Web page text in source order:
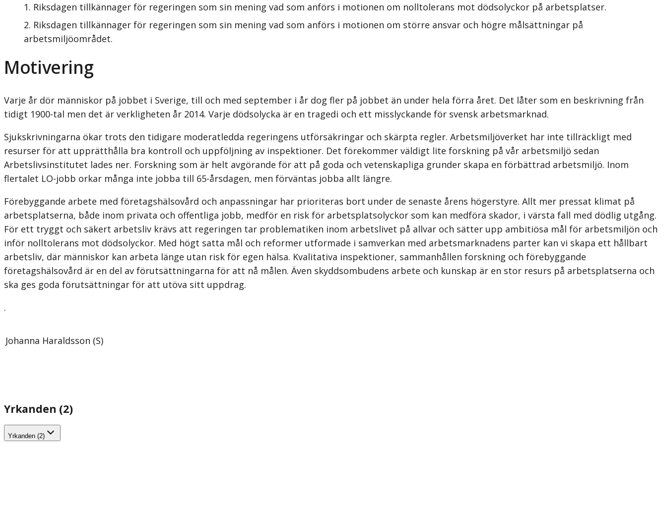
Riksdagen tillkännager för regeringen som sin mening vad som anförs i motionen om nolltolerans mot dödsolyckor på arbetsplatser.
Riksdagen tillkännager för regeringen som sin mening vad som anförs i motionen om större ansvar och högre målsättningar på
arbetsmiljöområdet.
Motivering
Varje år dör människor på jobbet i Sverige, till och med september i år dog fler på jobbet än under hela förra året. Det låter som en beskrivning från
tidigt 1900-tal men det är verkligheten år 2014. Varje dödsolycka är en tragedi och ett misslyckande för svensk arbetsmarknad.
Sjukskrivningarna ökar trots den tidigare moderatledda regeringens utförsäkringar och skärpta regler. Arbetsmiljöverket har inte tillräckligt med
resurser för att upprätthålla bra kontroll och uppföljning av inspektioner. Det förekommer väldigt lite forskning på vår arbetsmiljö sedan
Arbetslivsinstitutet lades ner. Forskning som är helt avgörande för att på goda och vetenskapliga grunder skapa en förbättrad arbetsmiljö. Inom
flertalet LO-jobb orkar många inte jobba till 65-årsdagen, men förväntas jobba allt längre.
Förebyggande arbete med företagshälsovård och anpassningar har prioriteras bort under de senaste årens högerstyre. Allt mer pressat klimat på
arbetsplatserna, både inom privata och offentliga jobb, medför en risk för arbetsplatsolyckor som kan medföra skador, i värsta fall med dödlig utgång.
För ett tryggt och säkert arbetsliv krävs att regeringen tar problematiken inom arbetslivet på allvar och sätter upp ambitiösa mål för arbetsmiljön och
inför nolltolerans mot dödsolyckor. Med högt satta mål och reformer utformade i samverkan med arbetsmarknadens parter kan vi skapa ett hållbart
arbetsliv, där människor kan arbeta länge utan risk för egen hälsa. Kvalitativa inspektioner, sammanhållen forskning och förebyggande
företagshälsovård är en del av förutsättningarna för att nå målen. Även skyddsombudens arbete och kunskap är en stor resurs på arbetsplatserna och
ska ges goda förutsättningar för att utöva sitt uppdrag.
.
Johanna Haraldsson (S)
Yrkanden (2)
Yrkanden (2)